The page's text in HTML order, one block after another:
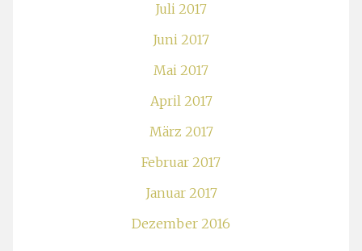
Juli 2017
Juni 2017
Mai 2017
April 2017
März 2017
Februar 2017
Januar 2017
Dezember 2016